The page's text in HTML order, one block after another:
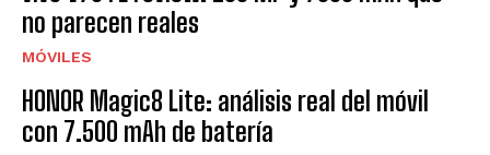
no parecen reales
MÓVILES
HONOR Magic8 Lite: análisis real del móvil
con 7.500 mAh de batería